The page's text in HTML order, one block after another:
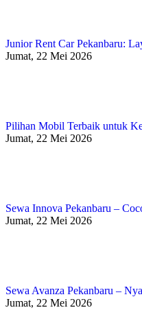
Junior Rent Car Pekanbaru:
Jumat, 22 Mei 2026
Pilihan Mobil Terbaik untuk
Jumat, 22 Mei 2026
Sewa Innova Pekanbaru –
Jumat, 22 Mei 2026
Sewa Avanza Pekanbaru –
Jumat, 22 Mei 2026